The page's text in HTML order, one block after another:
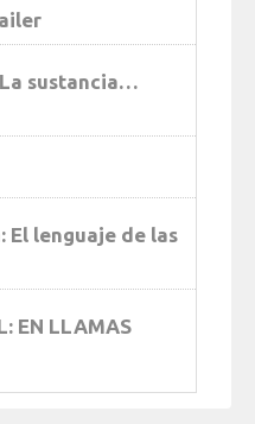
sustancia…
El lenguaje de las
EN LLAMAS